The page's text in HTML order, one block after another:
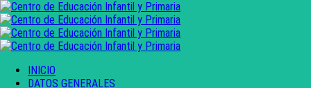
INICIO
DATOS GENERALES